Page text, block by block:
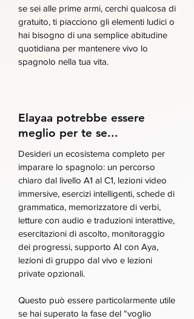
se sei alle prime armi, cerchi qualcosa di
gratuito, ti piacciono gli elementi ludici o
hai bisogno di una semplice abitudine
quotidiana per mantenere vivo lo
spagnolo nella tua vita.
Elayaa potrebbe essere
meglio per te se...
Desideri un ecosistema completo per
imparare lo spagnolo: un percorso
chiaro dal livello A1 al C1, lezioni video
immersive, esercizi intelligenti, schede di
grammatica, memorizzatore di verbi,
letture con audio e traduzioni interattive,
esercitazioni di ascolto, monitoraggio
dei progressi, supporto AI con Aya,
lezioni di gruppo dal vivo e lezioni
private opzionali.
Questo può essere particolarmente utile
se hai superato la fase del “voglio